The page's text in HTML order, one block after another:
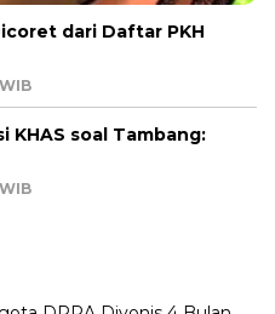
dari Daftar PKH
KHAS soal Tambang: